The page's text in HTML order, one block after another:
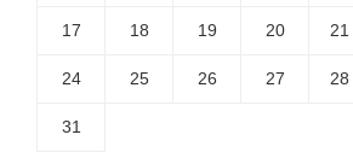
17 18 19 20 21
24 25 26 27 28
31